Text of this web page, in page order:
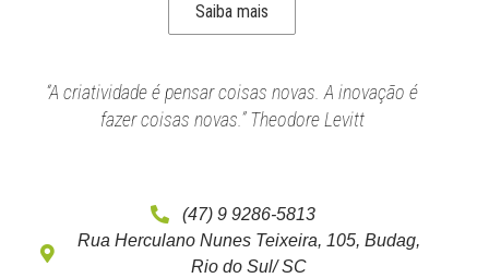
Saiba mais
“A criatividade é pensar coisas novas. A inovação é
fazer coisas novas.” Theodore Levitt
(47) 9 9286-5813
Rua Herculano Nunes Teixeira, 105, Budag,
Rio do Sul/ SC